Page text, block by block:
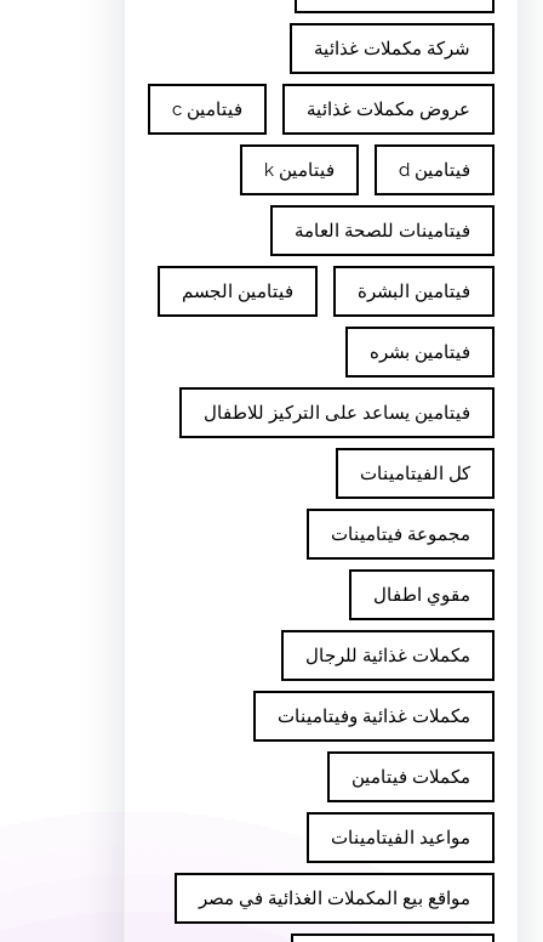
شركة مكملات غذائية
عروض مكملات غذائية فيتامين c
فيتامين d فيتامين k
فيتامينات للصحة العامة
فيتامين البشرة فيتامين الجسم
فيتامين بشره
فيتامين يساعد على التركيز للاطفال
كل الفيتامينات
مجموعة فيتامينات
مقوي اطفال
مكملات غذائية للرجال
مكملات غذائية وفيتامينات
مكملات فيتامين
مواعيد الفيتامينات
مواقع بيع المكملات الغذائية في مصر